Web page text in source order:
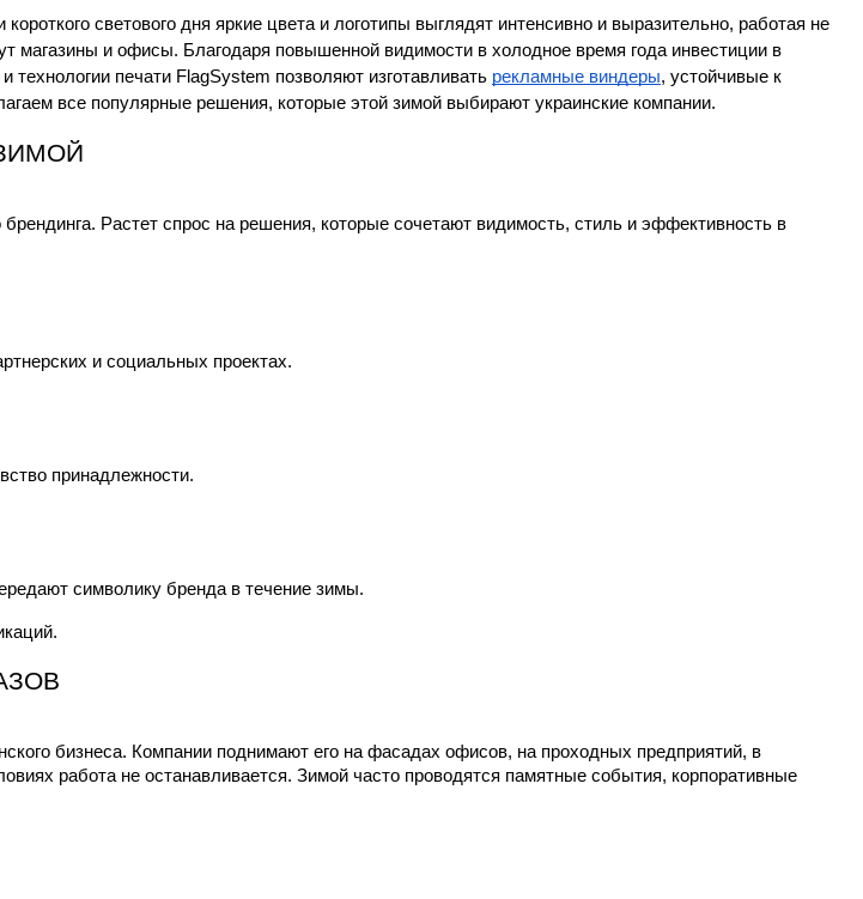
светового дня яркие цвета и логотипы выглядят интенсивно и выразительно, работая не
магазины и офисы. Благодаря повышенной видимости в холодное время года инвестиции в
печати FlagSystem позволяют изготавливать рекламные виндеры, устойчивые к
все популярные решения, которые этой зимой выбирают украинские компании.
Растет спрос на решения, которые сочетают видимость, стиль и эффективность в
и социальных проектах.
принадлежности.
символику бренда в течение зимы.
бизнеса. Компании поднимают его на фасадах офисов, на проходных предприятий, в
работа не останавливается. Зимой часто проводятся памятные события, корпоративные